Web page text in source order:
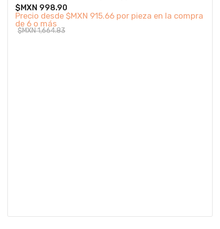
$MXN 998.90
Precio desde $MXN 915.66 por pieza en la compra
de 6 o más
$MXN 1,664.83